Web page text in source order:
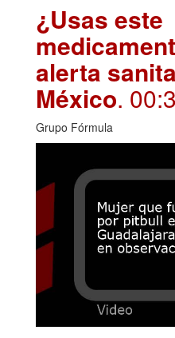
¿Usas este
alerta
México.
Grupo Fórmula